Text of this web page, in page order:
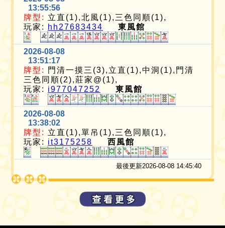
13:55:56
牌型: 立直(1),北風(1),三色同順(1),
玩家:
hh27683434 東風館
2026-08-08
13:51:17
牌型:
門清一摸三(3),立直(1),中洞(1),門清
三色同順(2),莊家@(1),
玩家: i977047252 東風館
2026-08-08
13:38:02
牌型: 立直(1),單吊(1),三色同順(1),
玩家: it3175258 西風館
最後更新2026-08-08 14:45:40